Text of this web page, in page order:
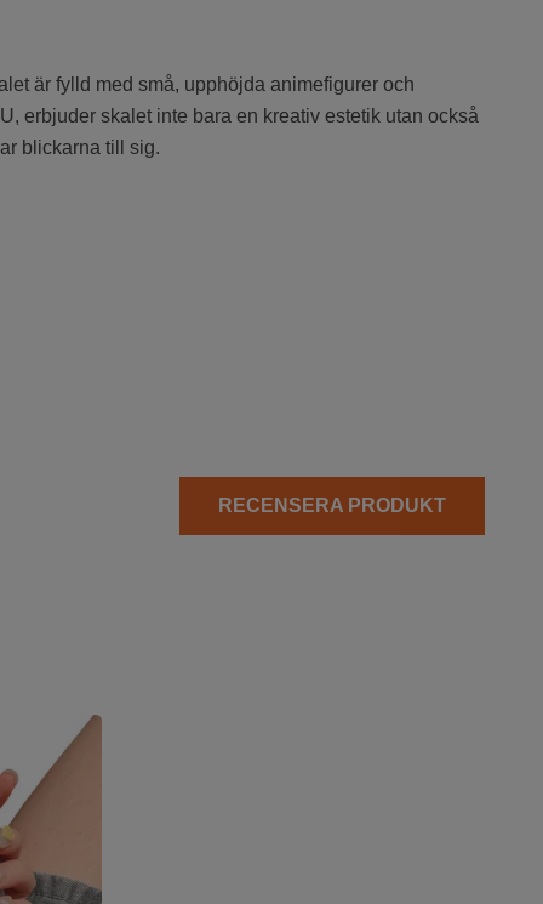
är fylld med små, upphöjda animefigurer och
erbjuder skalet inte bara en kreativ estetik utan också
blickarna till sig.
RECENSERA PRODUKT